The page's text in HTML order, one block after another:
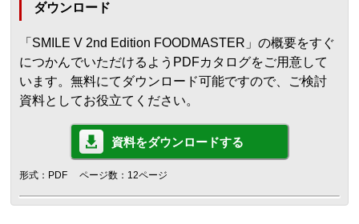
ダウンロード
「SMILE V 2nd Edition FOODMASTER」の概要をすぐ
につかんでいただけるようPDFカタログをご用意して
います。無料にてダウンロード可能ですので、ご検討
資料としてお役立てください。
資料をダウンロードする
形式：PDF ページ数：12ページ